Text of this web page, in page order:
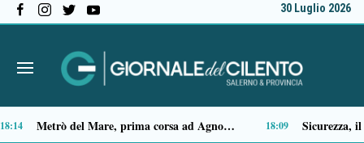
30 Luglio 2026
Premio Terre del Bussento, si alza il sipario: stasera Roberto Fico apre l’11ª edizione 14:35 Capaccio Paestum spazio di legalità: oltre 43 ettari di beni confiscati destinati a progetti sociali 14:14